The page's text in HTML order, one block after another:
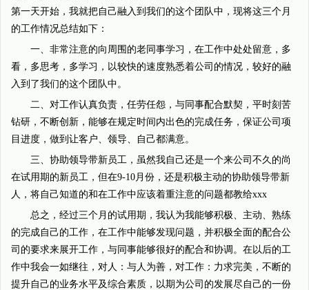
第一天开始，我就把自己融入到我们的这个团队中，现将这三个月
的工作情况总结如下：
一、非常注意的向周围的老同事学习，在工作中处处留意，多
看，多思考，多学习，以较快的速度熟悉着公司的情况，较好的融
入到了我们的这个团队中。
二、对工作认真负责，任劳任怨，与同事配合默契，平时刻苦
钻研，不断创新，能够在规定时间内出色的完成任务，保证公司项
目进度，做到让客户、领导、自己都满意。
三、协助领导带新员工，虽然我自己还是一个来公司不久的尚
在试用期的新员工，但在9-10月份，还是积极主动的协助领导带新
人，将自己知道的和在工作中应该着重注意的问题都教给xxx
总之，经过三个月的试用期，我认为我能够积极、主动、熟练
的完成自己的工作，在工作中能够发现问题，并积极全面的配合公
司的要求来展开工作，与同事能够很好的配合和协调。在以后的工
作中我会一如继往，对人：与人为善，对工作：力求完美，不断的
提升自己的业务水平及综合素质，以期为公司的发展尽自己的一份